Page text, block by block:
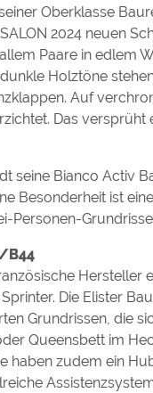
Oberklasse
2024 neuen
Paare in edlem
Holztöne
Auf
Das versprüht
seine Bianco Activ
Besonderheit ist
Personen-
B44
Hersteller
Die Elister
Grundrissen, die
Queensbett im
haben zudem ein